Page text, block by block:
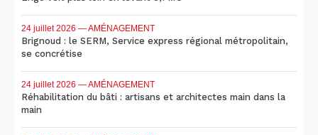
24 juillet 2026 — AMÉNAGEMENT
Brignoud : le SERM, Service express régional métropolitain,
se concrétise
24 juillet 2026 — AMÉNAGEMENT
Réhabilitation du bâti : artisans et architectes main dans la
main